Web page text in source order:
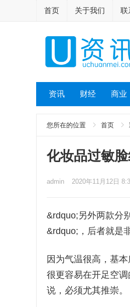
首页 关于我们 联
资讯 财经 商业
您所在的位置 首页
化妆品过敏
admin 2020年11月12日
&rdquo;另外两款分
&rdquo;，后者就是
因为气温很高，基
很更容易在开足空
说，必须尤其推崇。